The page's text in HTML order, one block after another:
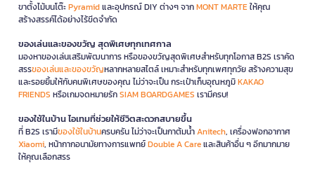
ขาตั้งไม้บนโต๊ะPyramidและอุปกรณ์ DIY ต่างๆ จากMONT MARTEให้คุณ
สร้างสรรค์ได้อย่างไร้ขีดจำกัด
ของเล่นและของขวัญ สุดพิเศษทุกเทศกาล
มองหาของเล่นเสริมพัฒนาการ หรือของขวัญสุดพิเศษสำหรับทุกโอกาส B2S เราคัด
สรรของเล่นและของขวัญหลากหลายสไตล์ เหมาะสำหรับทุกเพศทุกวัย สร้างความสุข
และรอยยิ้มให้กับคนพิเศษของคุณ ไม่ว่าจะเป็น กระเป๋าเก็บอุณหภูมิKAKAO
FRIENDS หรือเกมจดหมายรักSIAM BOARDGAMES เรามีครบ!
ของใช้ในบ้าน ไอเทมที่ช่วยให้ชีวิตสะดวกสบายขึ้น
ที่ B2S เรามีของใช้ในบ้านครบครัน ไม่ว่าจะเป็นกาต้มน้ำAnitech, เครื่องฟอกอากาศ
Xiaomi, หน้ากากอนามัยทางการแพทย์Double A Careและสินค้าอื่น ๆ อีกมากมาย
ให้คุณเลือกสรร